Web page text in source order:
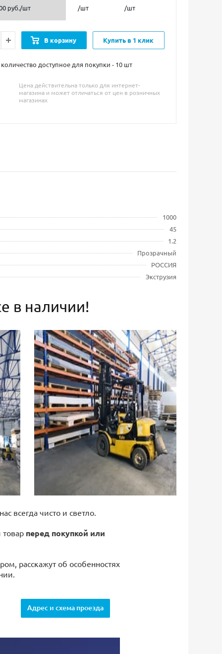
руб./шт /шт /шт
В корзину Купить в 1 клик
доступное для покупки - 10 шт
Цена действительна только для интернет-
магазина и может отличаться от цен в розничных
магазинах
1000
45
1.2
Прозрачный
РОССИЯ
Экструзия
в наличии!
всегда чисто и светло.
товар перед покупкой или
расскажут об особенностях
Адрес и схема проезда